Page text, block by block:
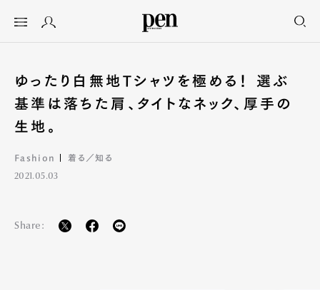
ゆったり白無地Tシャツを極める！ 選ぶ
基準は落ちた肩、タイトなネック、厚手の
生地。
Fashion 着る／知る
2021.05.03
Share: